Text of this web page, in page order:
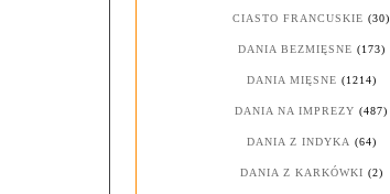
CIASTO FRANCUSKIE (30)
DANIA BEZMIĘSNE (173)
DANIA MIĘSNE (1214)
DANIA NA IMPREZY (487)
DANIA Z INDYKA (64)
DANIA Z KARKÓWKI (2)